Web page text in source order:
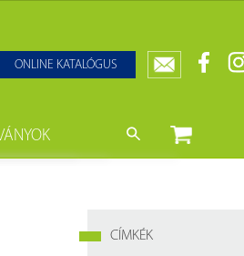
ONLINE KATALÓGUS
CÍMKÉK